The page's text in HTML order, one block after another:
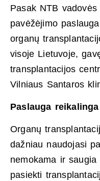
Pasak NTB
pavėžėjimo
organų
visoje Lietuvoje,
transplantacijos
Vilniaus Santaros
Paslauga
Organų
dažniau naudojasi
nemokama ir
pasiekti